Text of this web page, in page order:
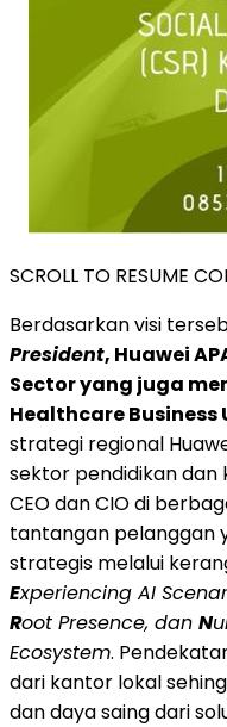
SCROLL TO RESUME
Berdasarkan visi
President, Huawei
Sector yang juga
Healthcare Business
strategi regional
sektor pendidikan dan
CEO dan CIO di
tantangan pelanggan
strategis melalui
Experiencing AI
Root Presence, dan N
Ecosystem.
dari kantor lokal
dan daya saing dari